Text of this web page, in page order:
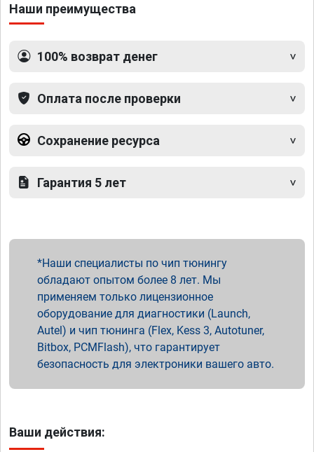
Наши преимущества
100% возврат денег
Оплата после проверки
Сохранение ресурса
Гарантия 5 лет
Наши специалисты по чип тюнингу
обладают опытом более 8 лет. Мы
применяем только лицензионное
оборудование для диагностики (Launch,
Autel) и чип тюнинга (Flex, Kess 3, Autotuner,
Bitbox, PCMFlash), что гарантирует
безопасность для электроники вашего авто.
Ваши действия: